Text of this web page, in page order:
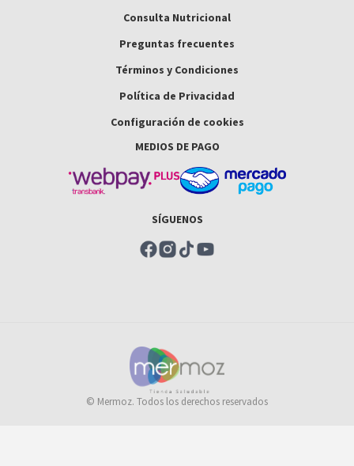
Consulta Nutricional
Preguntas frecuentes
Términos y Condiciones
Política de Privacidad
Configuración de cookies
MEDIOS DE PAGO
SÍGUENOS
© Mermoz. Todos los derechos reservados